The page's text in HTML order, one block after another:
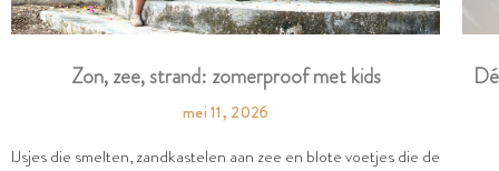
Zon, zee, strand: zomerproof met kids
mei 11, 2026
IJsjes die smelten, zandkastelen aan zee en blote voetjes die de